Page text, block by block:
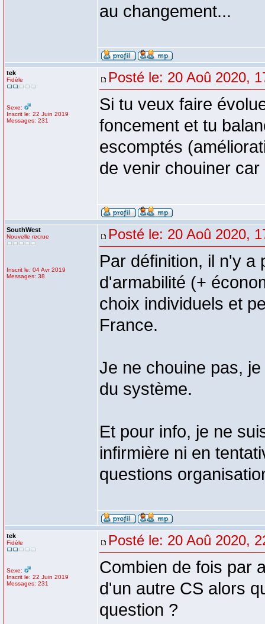
au changement...
tek
Fidèle
Sexe:
Inscrit le: 22 Juin 2019
Messages: 231
Posté le: 20 Aoû 2020,
Si tu veux faire
foncement et tu
escomptés
de venir chouiner
SouthWest
Nouvelle recrue
Inscrit le: 04 Avr 2019
Messages: 38
Posté le: 20 Aoû 2020,
Par définition, il n'y a
d'armabilité (+
choix individuels et
France.
Je ne chouine pas,
du système.
Et pour info, je ne
infirmière ni en
questions
tek
Fidèle
Sexe:
Inscrit le: 22 Juin 2019
Messages: 231
Posté le: 20 Aoû 2020,
Combien de fois par
d'un autre CS alors
question ?